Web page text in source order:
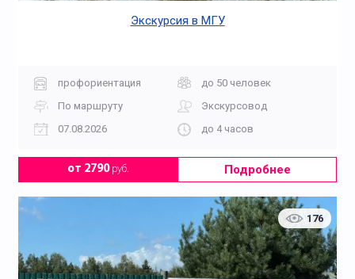
Экскурсия в МГУ
профориентация
до 50 человек
По маршруту
Экскурсовод
07.08.2026
до 4 часов
от 2790руб. Подробнее
176